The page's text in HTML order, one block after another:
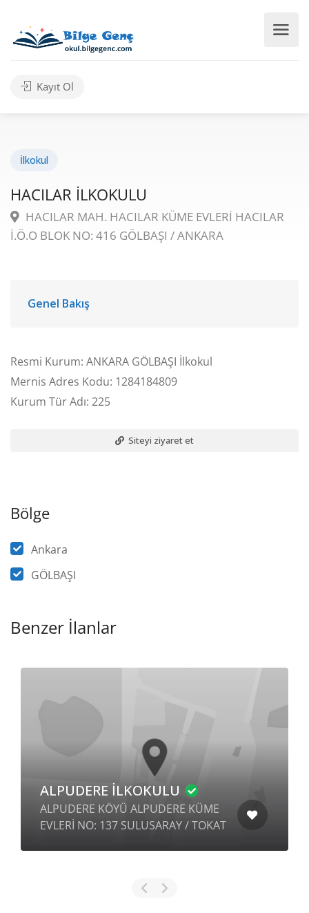
Kayıt Ol
İlkokul
HACILAR İLKOKULU
HACILAR MAH. HACILAR KÜME EVLERİ HACILAR
İ.Ö.O BLOK NO: 416 GÖLBAŞI / ANKARA
Genel Bakış
Resmi Kurum: ANKARA GÖLBAŞI İlkokul
Mernis Adres Kodu: 1284184809
Kurum Tür Adı: 225
Siteyi ziyaret et
Bölge
Ankara
GÖLBAŞI
Benzer İlanlar
KOZLUÇAY İLKOKULU
KOZLUÇAY KÖYÜ YENİ MEVKİİ
CEMAL GÜRSEL 1 SK. NO: 51 İÇ KAPI
NO: 1 YALVAÇ / ISPARTA